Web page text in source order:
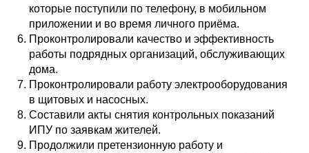
которые поступили по телефону, в мобильном
приложении и во время личного приёма.
Проконтролировали качество и эффективность
работы подрядных организаций, обслуживающих
дома.
Проконтролировали работу электрооборудования
в щитовых и насосных.
Составили акты снятия контрольных показаний
ИПУ по заявкам жителей.
Продолжили претензионную работу и